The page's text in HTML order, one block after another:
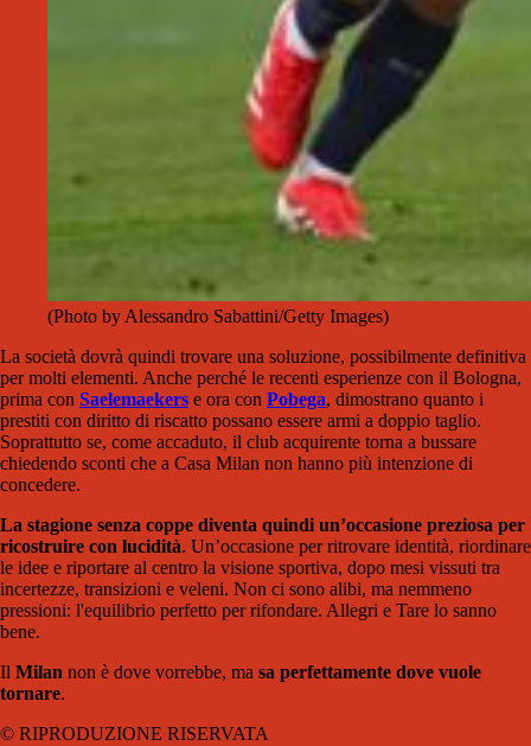
(Photo by Alessandro Sabattini/Getty Images)
La società dovrà quindi trovare una soluzione, possibilmente definitiva
per molti elementi. Anche perché le recenti esperienze con il Bologna,
prima con Saelemaekers e ora con Pobega, dimostrano quanto i
prestiti con diritto di riscatto possano essere armi a doppio taglio.
Soprattutto se, come accaduto, il club acquirente torna a bussare
chiedendo sconti che a Casa Milan non hanno più intenzione di
concedere.
La stagione senza coppe diventa quindi un’occasione preziosa per
ricostruire con lucidità. Un’occasione per ritrovare identità, riordinare
le idee e riportare al centro la visione sportiva, dopo mesi vissuti tra
incertezze, transizioni e veleni. Non ci sono alibi, ma nemmeno
pressioni: l'equilibrio perfetto per rifondare. Allegri e Tare lo sanno
bene.
Il Milan non è dove vorrebbe, ma sa perfettamente dove vuole
tornare.
© RIPRODUZIONE RISERVATA